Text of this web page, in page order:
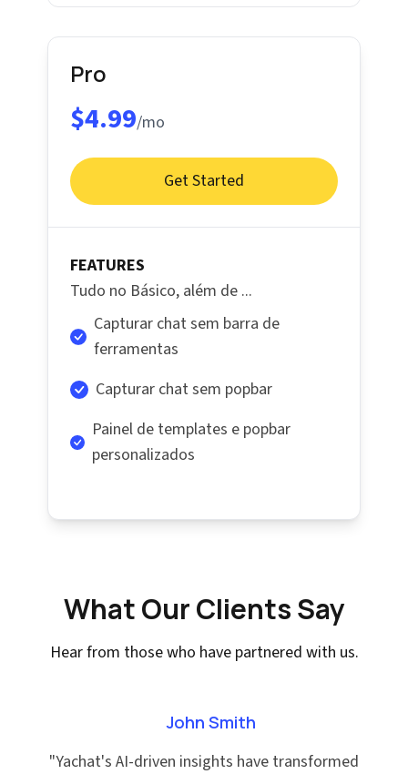
Pro
$4.99/mo
Get Started
FEATURES
Tudo no Básico, além de ...
Capturar chat sem barra de
ferramentas
Capturar chat sem popbar
Painel de templates e popbar
personalizados
What Our Clients Say
Hear from those who have partnered with us.
John Smith
"Yachat's AI-driven insights have transformed